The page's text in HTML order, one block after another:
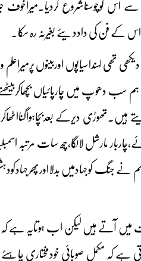
سے اس کوچوسناشروع
فن کی داددیئے بغیرنہ رہ سکا۔
لہنداسیاپوں اوربینوں
سب دھوپ میں چارپائیاں
ہیں۔تھوڑی دیرکے
مارشل لالگا،چھ سات مرتبہ
دوحصے ہوگیا،ہماری سفارتکاری نے 180زاویئے پرٹرن لیا،ہم نے جنگ
میں آتے ہیں لیکن اب ہوتایہ ہے
ہے کہ مکمل صوبائی خودمختاری